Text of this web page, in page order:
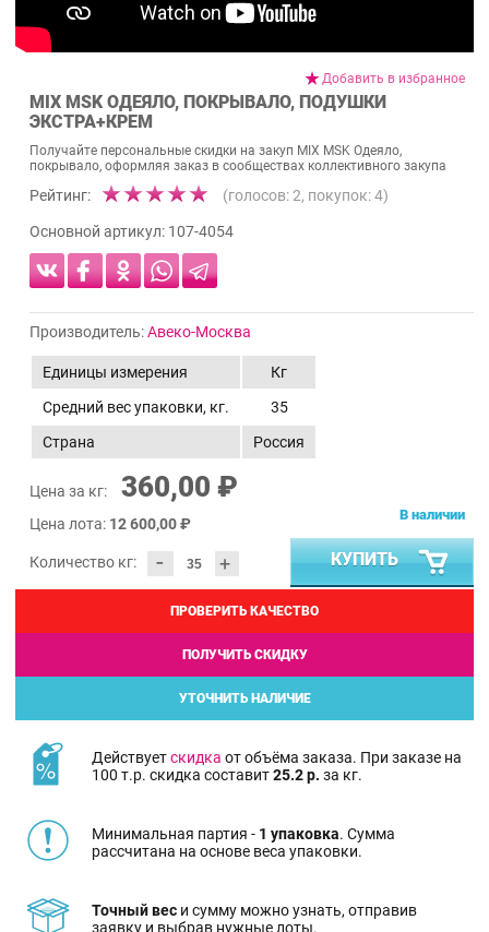
Добавить в избранное
MIX MSK ОДЕЯЛО, ПОКРЫВАЛО, ПОДУШКИ
ЭКСТРА+КРЕМ
Получайте персональные скидки на закуп MIX MSK Одеяло,
покрывало, оформляя заказ в сообществах коллективного закупа
Рейтинг: (голосов:2, покупок:4)
Основной артикул: 107-4054
Производитель:Авеко-Москва
Единицы измерения
Кг
Средний вес упаковки, кг.
35
Страна
Россия
Цена за кг: 360,00 ₽
Цена лота: 12 600,00 ₽
Количество кг: - +
В наличии
КУПИТЬ
ПРОВЕРИТЬ КАЧЕСТВО
ПОЛУЧИТЬ СКИДКУ
УТОЧНИТЬ НАЛИЧИЕ
Действуетскидка от объёма заказа. При заказе на
100 т.р. скидка составит25.2 р. за кг.
Минимальная партия - 1 упаковка. Сумма
рассчитана на основе веса упаковки.
Точный вес и сумму можно узнать, отправив
заявку и выбрав нужные лоты.